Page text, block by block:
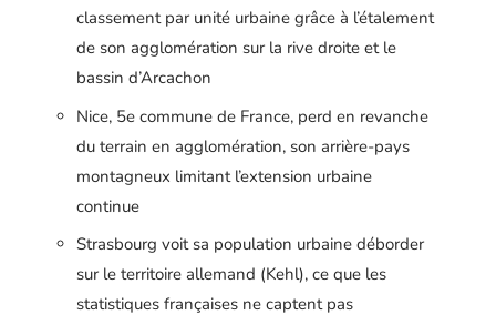
classement par unité urbaine grâce à l’étalement
de son agglomération sur la rive droite et le
bassin d’Arcachon
Nice, 5e commune de France, perd en revanche
du terrain en agglomération, son arrière-pays
montagneux limitant l’extension urbaine
continue
Strasbourg voit sa population urbaine déborder
sur le territoire allemand (Kehl), ce que les
statistiques françaises ne captent pas